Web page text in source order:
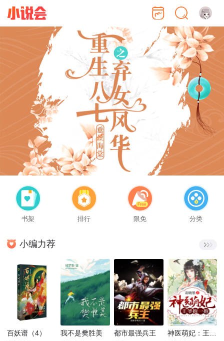
书架 排行 限免 分类
小编力荐
百妖谱（4） 我不是樊胜美 都市最强兵王 神医萌妃：王爷，抱一抱！